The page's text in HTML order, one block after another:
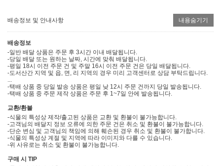
배송정보 및 안내사항 내용숨기기
배송정보
-일반 배달 상품은 주문 후 3시간 이내 배달됩니다.
-당일 배달 또는 원하는 날짜, 시간에 맞춰 배달됩니다.
-평일 18시 이전 주문 건 및 주말 16시 이전 주문 건은 당일 배달됩니다.
-도서산간 지역 및 읍, 면, 리 지역의 경우 미리 고객센터로 상담 부탁드립니다.
-택배 상품 중 당일 발송 상품은 평일 낮 12시 주문 건까지 당일 발송됩니다.
-택배 상품 중 주문 제작 상품은 주문 후 1~7일 안에 발송됩니다.
교환/환불
-식물의 특성상 제작/출고된 상품은 교환 및 환불이 불가능합니다.
-고객님의 배달지 정보 오류에 의한 주문 건은 취소 및 환불이 불가능합니다.
-단순 변심 및 고객님의 책임에 의해 훼손된 경우 취소 및 환불이 불가합니다.
-식물의 특성상 계절 및 지역에 따라 이미지와 다를 수 있습니다.
-위 사유로는 취소 및 환불이 불가능합니다.
구매 시 TIP